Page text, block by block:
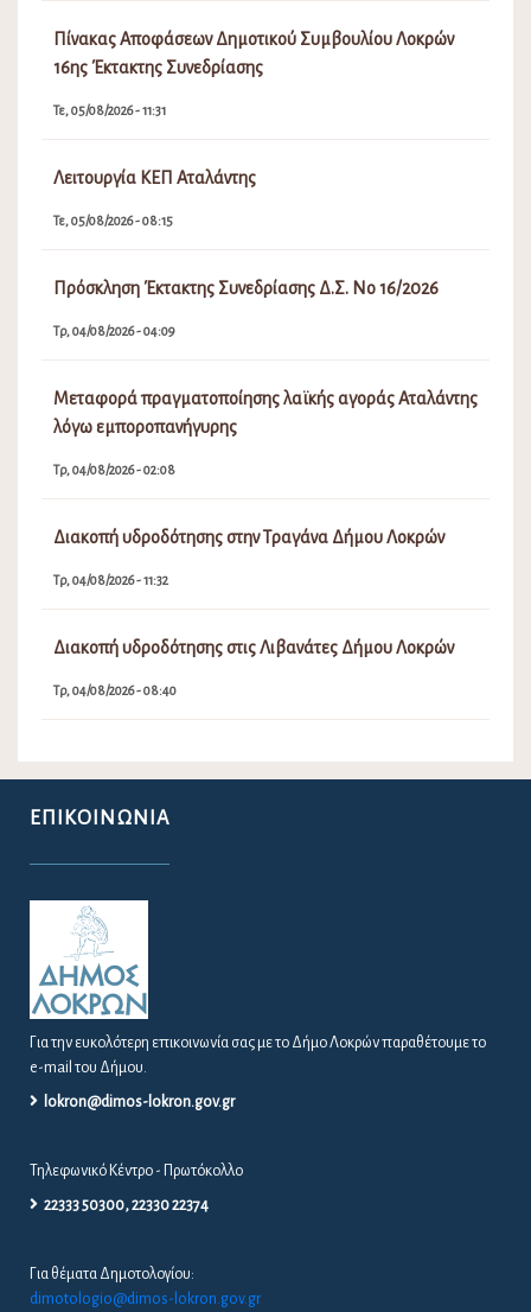
Πίνακας Αποφάσεων Δημοτικού Συμβουλίου Λοκρών
16ης Έκτακτης Συνεδρίασης
Τε, 05/08/2026 - 11:31
Λειτουργία ΚΕΠ Αταλάντης
Τε, 05/08/2026 - 08:15
Πρόσκληση Έκτακτης Συνεδρίασης Δ.Σ. Νο 16/2026
Τρ, 04/08/2026 - 04:09
Μεταφορά πραγματοποίησης λαϊκής αγοράς Αταλάντης
λόγω εμποροπανήγυρης
Τρ, 04/08/2026 - 02:08
Διακοπή υδροδότησης στην Τραγάνα Δήμου Λοκρών
Τρ, 04/08/2026 - 11:32
Διακοπή υδροδότησης στις Λιβανάτες Δήμου Λοκρών
Τρ, 04/08/2026 - 08:40
ΕΠΙΚΟΙΝΩΝΊΑ
Για την ευκολότερη επικοινωνία σας με το Δήμο Λοκρών παραθέτουμε το
e-mail του Δήμου.
lokron@dimos-lokron.gov.gr
Τηλεφωνικό Κέντρο - Πρωτόκολλο
22333 50300, 22330 22374
Για θέματα Δημοτολογίου:
dimotologio@dimos-lokron.gov.gr